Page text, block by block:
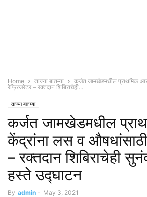
Home ताज्या बातम्या
कर्जत जामखेडमधील प्राथमिक
रेफ्रिजरेटर – रक्तदान शिबिराचेही...
ताज्या बातम्या
कर्जत जामखेडमधील
केंद्रांना लस व
– रक्तदान शिबिराचेही
हस्ते उद्घाटन
By admin - May 3, 2021